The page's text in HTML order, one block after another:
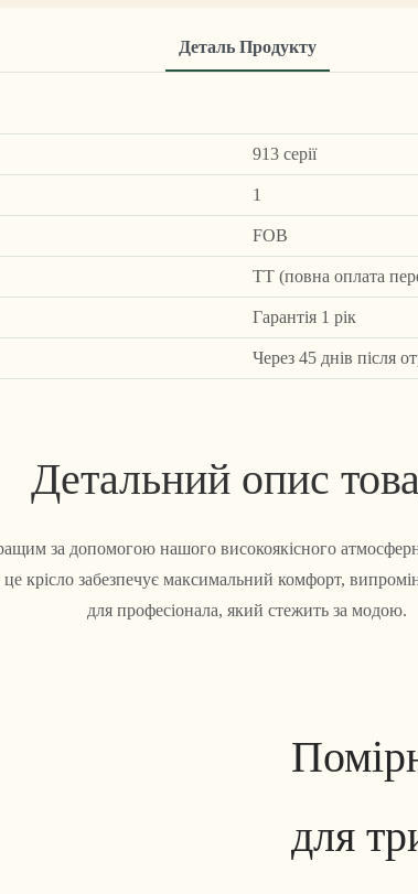
Деталь Продукту
913 серії
1
FOB
ТТ (повна оплата
Гарантія 1 рік
Через 45 днів після
Детальний опис
за допомогою нашого високоякісного
крісло забезпечує максимальний комфорт,
для професіонала, який стежить за модою.
для